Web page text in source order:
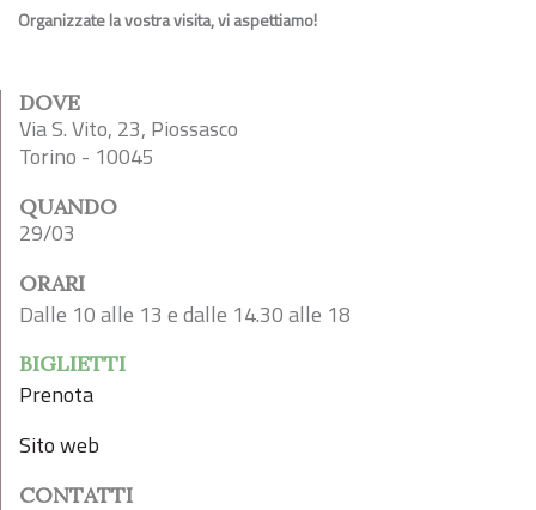
Organizzate la vostra visita, vi aspettiamo!
DOVE
Via S. Vito, 23, Piossasco
Torino - 10045
QUANDO
29/03
ORARI
Dalle 10 alle 13 e dalle 14.30 alle 18
BIGLIETTI
Prenota
Sito web
CONTATTI